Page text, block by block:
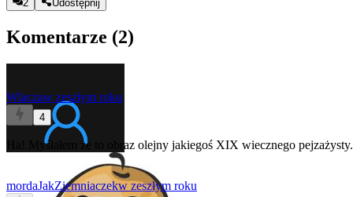
2
Udostępnij
Komentarze (2)
Wlaczaw zeszłym roku
4
Ha! Myślałem że to obraz olejny jakiegoś XIX wiecznego pejzażysty.
mordaJakZiemniaczekw zeszłym roku